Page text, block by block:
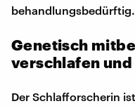
behandlungsbedürftig.
Genetisch
verschlafen
Der Schlafforscherin